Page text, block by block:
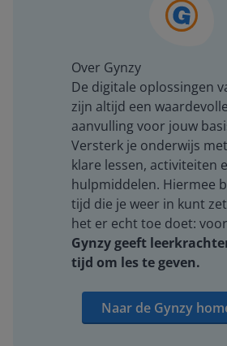
Over Gynzy
De digitale oplossingen
zijn altijd een waardevolle
aanvulling voor jouw
Versterk je onderwijs
klare lessen, activiteiten
hulpmiddelen. Hiermee
tijd die je weer in kunt
het er echt toe doet:
Gynzy geeft
tijd om les te geven.
Naar de Gynzy